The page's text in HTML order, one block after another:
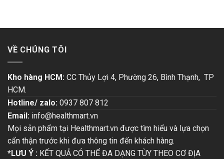
VỀ CHÚNG TÔI
Kho hàng HCM: CC Thủy Lợi 4, Phường 26, Bình Thạnh, TP
HCM.
Hotline/ zalo: 0937 807 812
Email: info@healthmart.vn
Mọi sản phẩm tại Healthmart.vn được tìm hiểu và lựa chọn
cẩn thận trước khi đưa thông tin đến khách hàng.
*LƯU Ý : KẾT QUẢ CÓ THỂ ĐA DẠNG TÙY THEO CƠ ĐỊA